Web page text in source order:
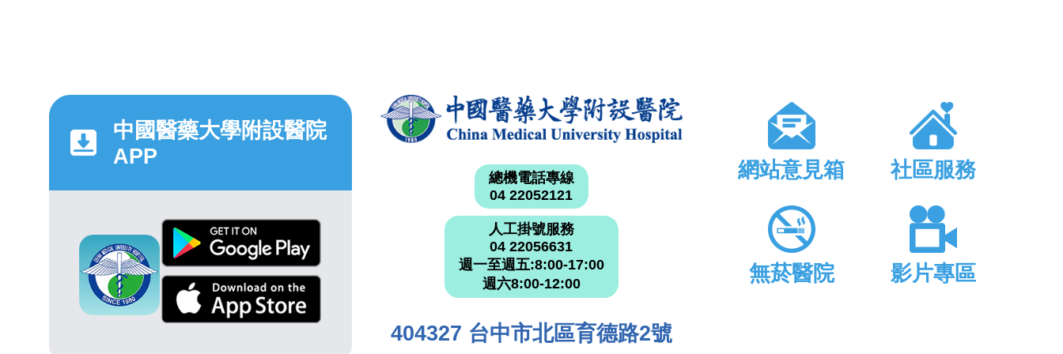
中國醫藥大學附設醫院
APP
總機電話專線
04 22052121
人工掛號服務
04 22056631
週一至週五:8:00-17:00
週六8:00-12:00
404327 台中市北區育德路2號
網站意見箱 社區服務
無菸醫院 影片專區